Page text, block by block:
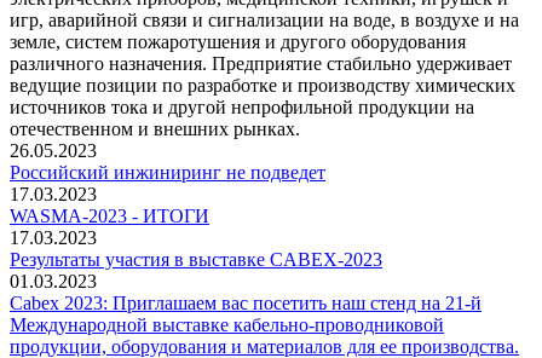
игр, аварийной связи и сигнализации на воде, в воздухе и на
земле, систем пожаротушения и другого оборудования
различного назначения. Предприятие стабильно удерживает
ведущие позиции по разработке и производству химических
источников тока и другой непрофильной продукции на
отечественном и внешних рынках.
26.05.2023
Российский инжиниринг не подведет
17.03.2023
WASMA-2023 - ИТОГИ
17.03.2023
Результаты участия в выставке CABEX-2023
01.03.2023
Cabex 2023: Приглашаем вас посетить наш стенд на 21-й
Международной выставке кабельно-проводниковой
продукции, оборудования и материалов для ее производства.